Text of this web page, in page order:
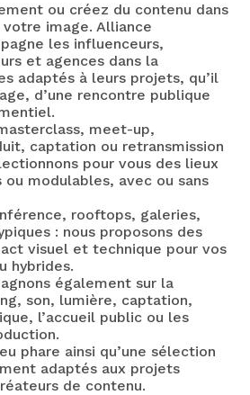
ou créez du contenu dans
image. Alliance
les influenceurs,
et agences dans la
adaptés à leurs projets, qu’il
d’une rencontre publique
meet-up,
captation ou retransmission
pour vous des lieux
ou modulables, avec ou sans
rooftops, galeries,
: nous proposons des
visuel et technique pour vos
hybrides.
également sur la
son, lumière, captation,
l’accueil public ou les
phare ainsi qu’une sélection
adaptés aux projets
de contenu.